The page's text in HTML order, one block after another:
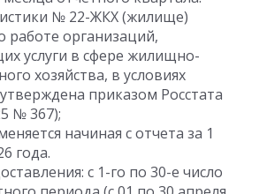
№ 22-ЖКХ (жилище)
работе организаций,
услуги в сфере жилищно-
хозяйства, в условиях
приказом Росстата
№ 367);
начиная с отчета за 1
года.
с 1-го по 30-е число